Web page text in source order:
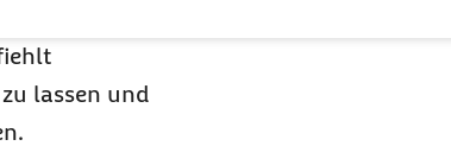
lassen und